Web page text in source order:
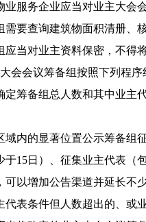
务企业应当对业主大会会
查询建筑物面积清册、核
对业主资料保密，不得将
会议筹备组按照下列程序
备组总人数和其中业主代
的显著位置公示筹备组征
15日）、征集业主代表（
增加公告渠道并延长不少
条件但人数超出的、或业